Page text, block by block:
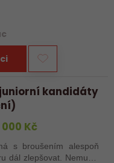
kandidáty
Kč
s broušením alespoň
Nemusíš